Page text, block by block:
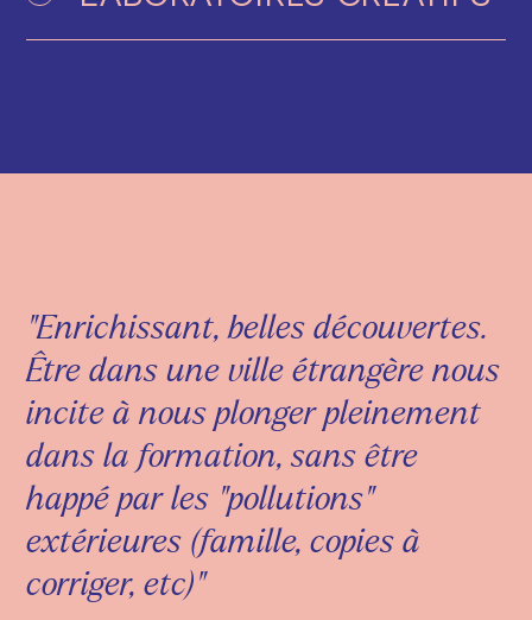
"Enrichissant, belles découvertes.
Être dans une ville étrangère nous
incite à nous plonger pleinement
dans la formation, sans être
happé par les "pollutions"
extérieures (famille, copies à
corriger, etc)"